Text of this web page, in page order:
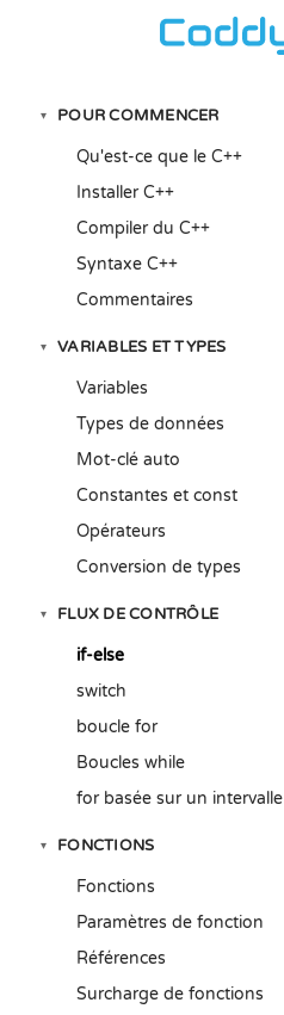
▾ POUR COMMENCER
Qu'est-ce que le C++
Installer C++
Compiler du C++
Syntaxe C++
Commentaires
▾ VARIABLES ET TYPES
Variables
Types de données
Mot-clé auto
Constantes et const
Opérateurs
Conversion de types
▾ FLUX DE CONTRÔLE
if-else
switch
boucle for
Boucles while
for basée sur un intervalle
▾ FONCTIONS
Fonctions
Paramètres de fonction
Références
Surcharge de fonctions